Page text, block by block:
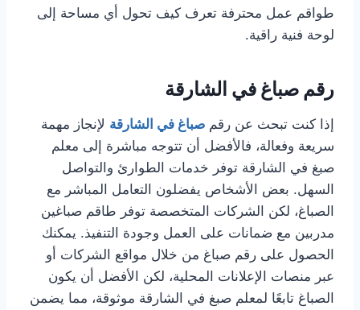
طواقم عمل محترفة تعرف كيف تحول أي مساحة إلى
لوحة فنية راقية.
رقم صباغ في الشارقة
إذا كنت تبحث عن رقم صباغ في الشارقة لإنجاز مهمة
سريعة وفعالة، فالأفضل أن تتوجه مباشرة إلى معلم
صبغ في الشارقة توفر خدمات الطوارئ والتواصل
السهل. بعض الأشخاص يفضلون التعامل المباشر مع
الصباغ، لكن الشركات المتخصصة توفر طاقم صباغين
مدربين مع ضمانات على العمل وجودة التنفيذ. يمكنك
الحصول على رقم صباغ من خلال مواقع الشركات أو
عبر منصات الإعلانات المحلية، لكن الأفضل أن يكون
الصباغ تابعًا لمعلم صبغ في الشارقة موثوقة، مما يضمن